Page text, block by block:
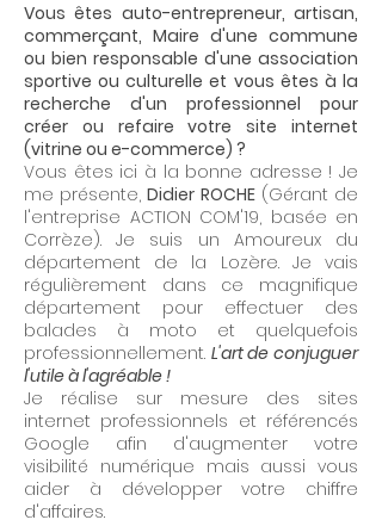
Vous êtes auto-entrepreneur, artisan,
commerçant, Maire d'une commune
ou bien responsable d'une association
sportive ou culturelle et vous êtes à la
recherche d'un professionnel pour
créer ou refaire votre site internet
(vitrine ou e-commerce) ?
Vous êtes ici à la bonne adresse ! Je
me présente,Didier ROCHE(Gérant de
l'entreprise ACTION COM'19, basée en
Corrèze). Je suis un Amoureux du
département de la Lozère. Je vais
régulièrement dans ce magnifique
département pour effectuer des
balades à moto et quelquefois
professionnellement. L'art de conjuguer
l'utile à l'agréable !
Je réalise sur mesure des sites
internet professionnels et référencés
Google afin d'augmenter votre
visibilité numérique mais aussi vous
aider à développer votre chiffre
d'affaires.